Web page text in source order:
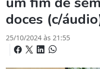
doces (c/
25/10/2024 às 21:55